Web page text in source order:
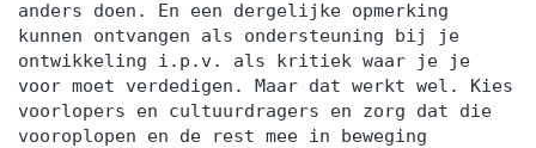
anders doen. En een dergelijke opmerking
kunnen ontvangen als ondersteuning bij je
ontwikkeling i.p.v. als kritiek waar je je
voor moet verdedigen. Maar dat werkt wel. Kies
voorlopers en cultuurdragers en zorg dat die
vooroplopen en de rest mee in beweging